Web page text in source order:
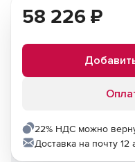
58 226 ₽
22% НДС можно
Доставка на почту 12